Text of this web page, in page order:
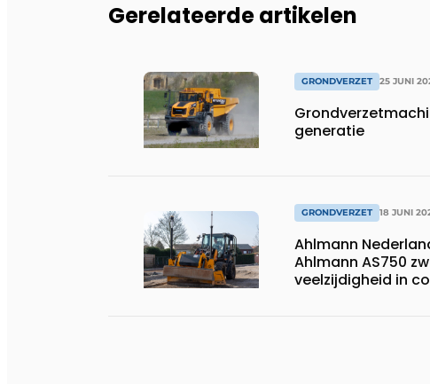
Gerelateerde artikelen
GRONDVERZET 25 JUNI
generatie
GRONDVERZET 18 JUNI
Ahlmann
Ahlmann AS750
veelzijdigheid in